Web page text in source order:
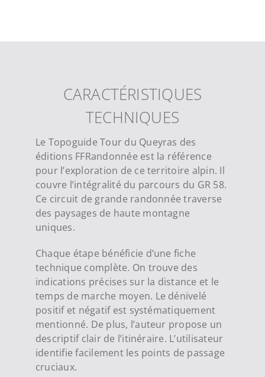
CARACTÉRISTIQUES
TECHNIQUES
Le Topoguide Tour du Queyras des
éditions FFRandonnée est la référence
pour l’exploration de ce territoire alpin. Il
couvre l’intégralité du parcours du GR 58.
Ce circuit de grande randonnée traverse
des paysages de haute montagne
uniques.
Chaque étape bénéficie d’une fiche
technique complète. On trouve des
indications précises sur la distance et le
temps de marche moyen. Le dénivelé
positif et négatif est systématiquement
mentionné. De plus, l’auteur propose un
descriptif clair de l’itinéraire. L’utilisateur
identifie facilement les points de passage
cruciaux.